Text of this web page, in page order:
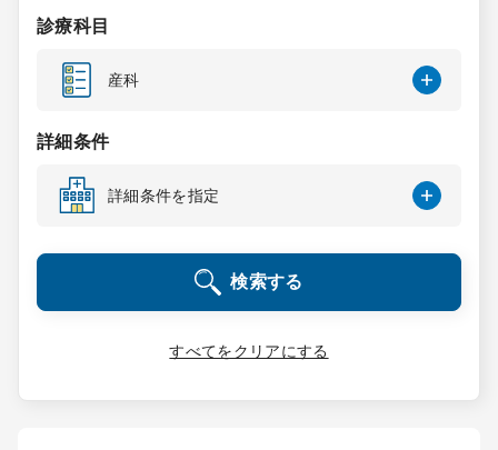
スポット検索
DtoDの転職・
コンサルタント
成功事例
転職ノウハウ
受付時間 9:00 ～ 18:00（平日）
診療科目
産科
詳細条件
詳細条件を指定
検索する
すべてをクリアにする